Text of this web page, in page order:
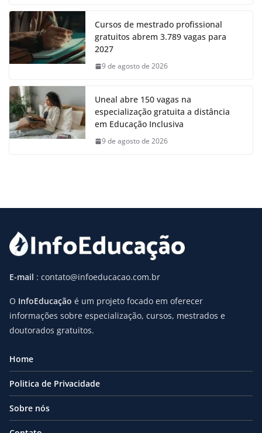
Cursos de mestrado profissional
gratuitos abrem 3.789 vagas para
2027
9 de agosto de 2026
Uneal abre 150 vagas na
especialização gratuita a distância
em Educação Inclusiva
9 de agosto de 2026
E-mail : contato@infoeducacao.com.br
O InfoEducação é um projeto focado em oferecer
informações sobre especialização, cursos, mestrados e
doutorados gratuitos.
Home
Politica de Privacidade
Sobre nós